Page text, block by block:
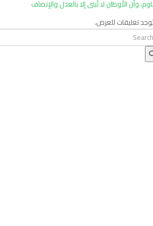
وأن الأوطان لا تُبنى إلا بالعدل والإنصاف
تعليقات للعرض.